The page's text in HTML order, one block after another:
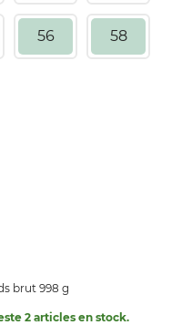
56 58
brut 998 g
2 articles en stock.